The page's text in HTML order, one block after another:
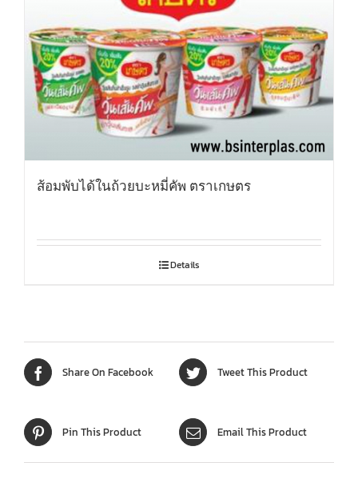
ส้อมพับได้ในถ้วยบะหมี่คัพ ตราเกษตร
Details
Share On Facebook Tweet This Product
Pin This Product Email This Product